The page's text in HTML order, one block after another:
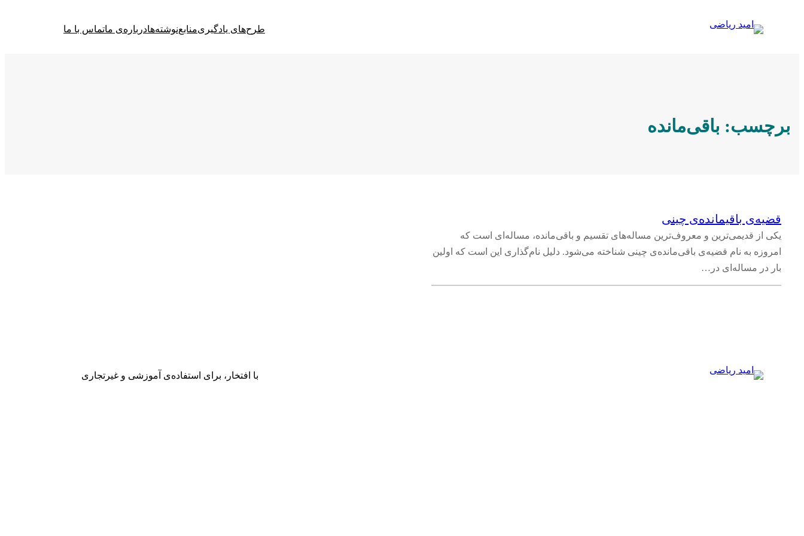
طرح‌های یادگیریمنابعنوشته‌هادرباره‌ی ماتماس با ما
برچسب: باقی‌مانده
قضیه‌ی باقیمانده‌ی چینی
یکی از قدیمی‌ترین و معروف‌ترین مساله‌های تقسیم و باقی‌مانده، مساله‌ای است که
امروزه به نام قضیه‌ی باقی‌مانده‌ی چینی شناخته می‌شود. دلیل نام‌گذاری این است که اولین
بار در مساله‌ای در…
با افتخار، برای استفاده‌ی آموزشی و غیرتجاری